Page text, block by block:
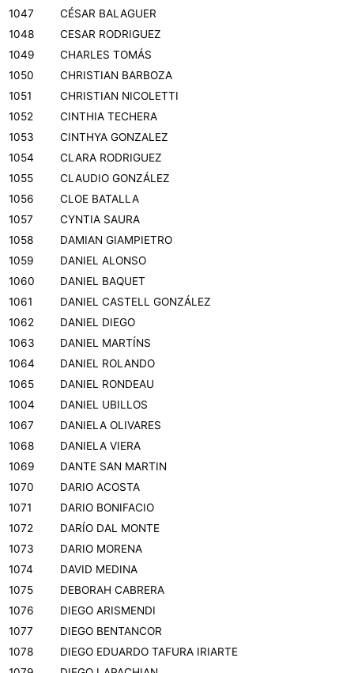
1047
CÉSAR BALAGUER
1048
CESAR RODRIGUEZ
1049
CHARLES TOMÁS
1050
CHRISTIAN BARBOZA
1051
CHRISTIAN NICOLETTI
1052
CINTHIA TECHERA
1053
CINTHYA GONZALEZ
1054
CLARA RODRIGUEZ
1055
CLAUDIO GONZÁLEZ
1056
CLOE BATALLA
1057
CYNTIA SAURA
1058
DAMIAN GIAMPIETRO
1059
DANIEL ALONSO
1060
DANIEL BAQUET
1061
DANIEL CASTELL GONZÁLEZ
1062
DANIEL DIEGO
1063
DANIEL MARTÍNS
1064
DANIEL ROLANDO
1065
DANIEL RONDEAU
1004
DANIEL UBILLOS
1067
DANIELA OLIVARES
1068
DANIELA VIERA
1069
DANTE SAN MARTIN
1070
DARIO ACOSTA
1071
DARIO BONIFACIO
1072
DARÍO DAL MONTE
1073
DARIO MORENA
1074
DAVID MEDINA
1075
DEBORAH CABRERA
1076
DIEGO ARISMENDI
1077
DIEGO BENTANCOR
1078
DIEGO EDUARDO TAFURA IRIARTE